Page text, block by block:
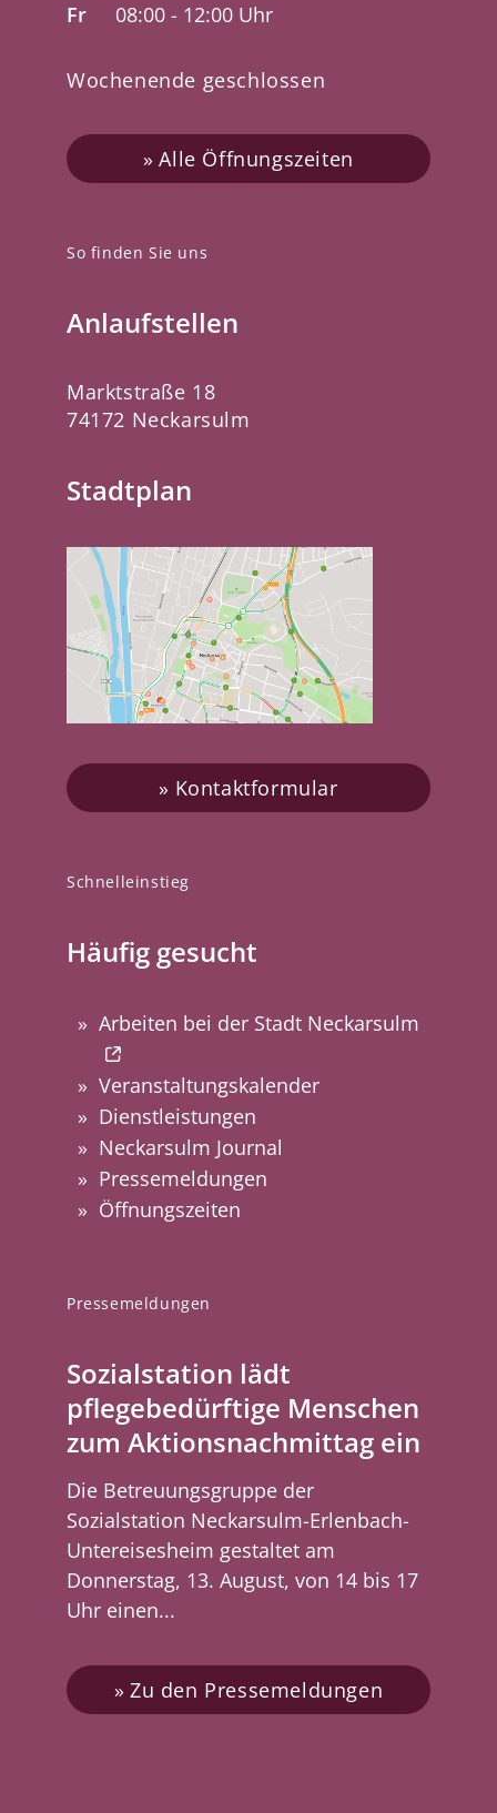
Pressemeldungen
Sozialstation lädt
pflegebedürftige Menschen
zum Aktionsnachmittag ein
Die Betreuungsgruppe der
Sozialstation Neckarsulm-Erlenbach-
Untereisesheim gestaltet am
Donnerstag, 13. August, von 14 bis 17
Uhr einen...
Zu den Pressemeldungen
Schnelleinstieg
Häufig gesucht
Arbeiten bei der Stadt Neckarsulm
Veranstaltungskalender
Dienstleistungen
Neckarsulm Journal
Pressemeldungen
Öffnungszeiten
So finden Sie uns
Anlaufstellen
Marktstraße 18
74172 Neckarsulm
Stadtplan
Kontaktformular
Fr
08:00 - 12:00 Uhr
Wochenende geschlossen
Alle Öffnungszeiten